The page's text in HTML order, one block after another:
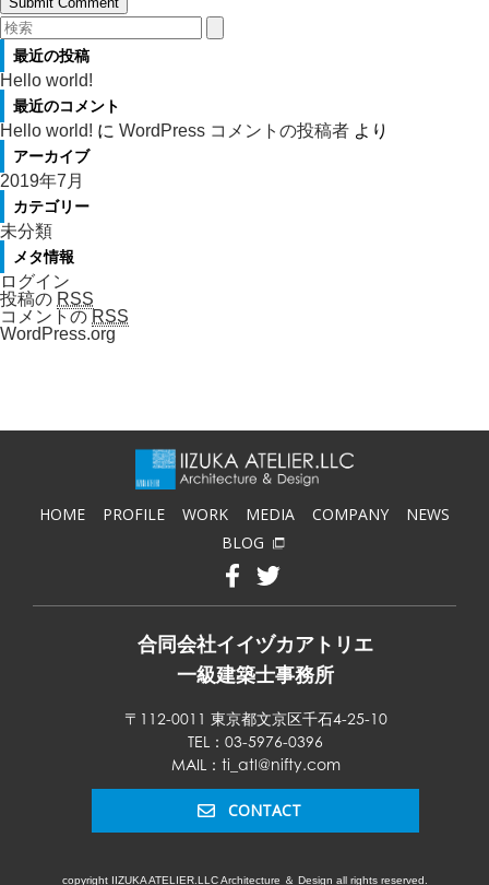
最近の投稿
Hello world!
最近のコメント
Hello world! に WordPress コメントの投稿者 より
アーカイブ
2019年7月
カテゴリー
未分類
メタ情報
ログイン
投稿の RSS
コメントの RSS
WordPress.org
HOME PROFILE WORK MEDIA COMPANY
NEWS
BLOG
合同会社イイヅカアトリエ
一級建築士事務所
〒112-0011 東京都文京区千石4-25-10
TEL：03-5976-0396
MAIL：ti_atl@nifty.com
CONTACT
copyright IIZUKA ATELIER.LLC Architecture ＆ Design all rights reserved.